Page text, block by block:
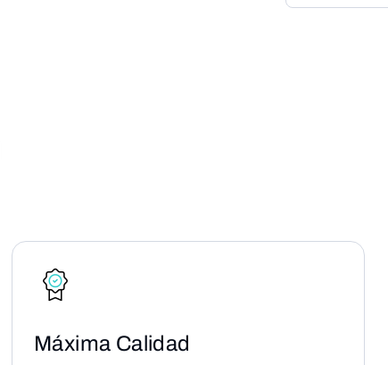
Máxima Calidad